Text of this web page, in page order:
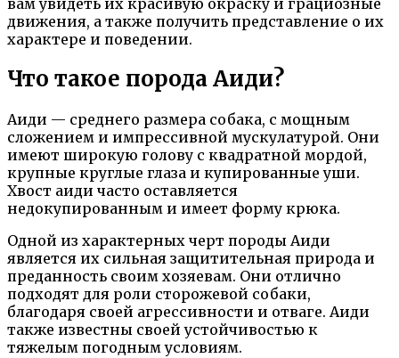
движения, а также получить представление о их
характере и поведении.
Что такое порода Аиди?
Аиди — среднего размера собака, с мощным
сложением и импрессивной мускулатурой. Они
имеют широкую голову с квадратной мордой,
крупные круглые глаза и купированные уши.
Хвост аиди часто оставляется
недокупированным и имеет форму крюка.
Одной из характерных черт породы Аиди
является их сильная защитительная природа и
преданность своим хозяевам. Они отлично
подходят для роли сторожевой собаки,
благодаря своей агрессивности и отваге. Аиди
также известны своей устойчивостью к
тяжелым погодным условиям.